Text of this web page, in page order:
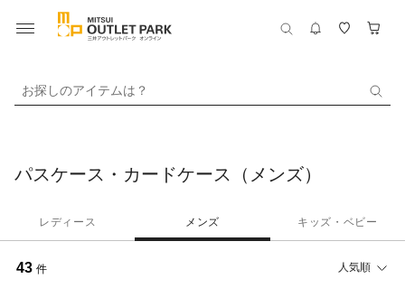
お探しのアイテムは？
パスケース・カードケース（メンズ）
レディース メンズ キッズ・ベビー
43 件 人気順